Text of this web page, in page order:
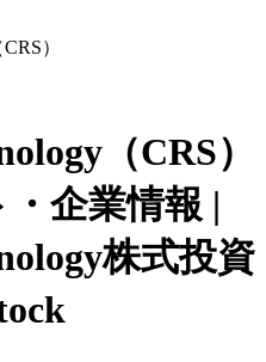
）
（CRS）
企業情報 |
株式投資